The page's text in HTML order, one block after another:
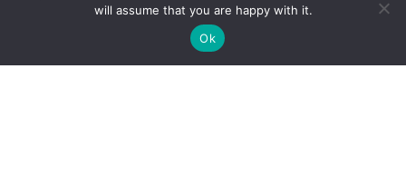
will assume that you are happy with it.
Ok